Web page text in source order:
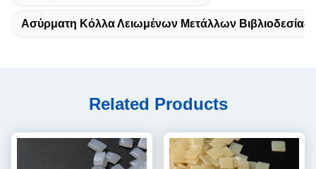
Ασύρματη Κόλλα Λειωμένων Μετάλλων Βιβλιοδεσίας
Related Products